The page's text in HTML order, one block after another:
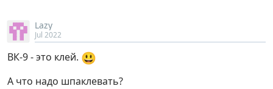
Lazy
Jul 2022
ВК-9 - это клей. 😃
А что надо шпаклевать?